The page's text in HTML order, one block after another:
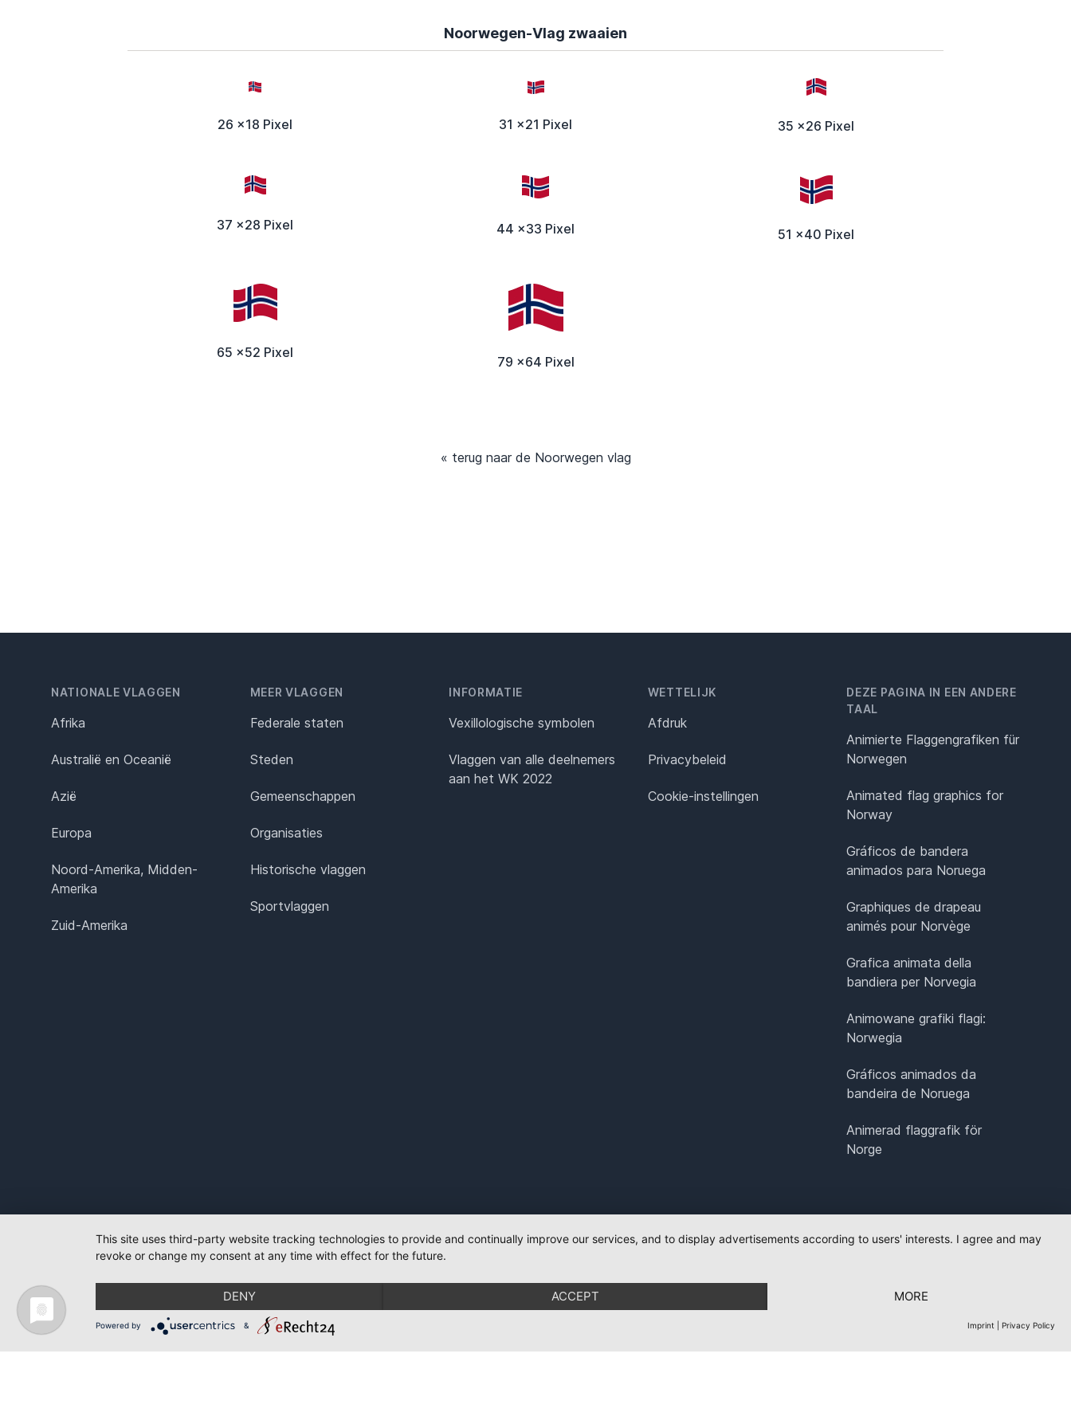
Noorwegen-Vlag zwaaien
26 x18 Pixel 31 x21 Pixel 35 x26 Pixel
37 x28 Pixel 44 x33 Pixel 51 x40 Pixel
65 x52 Pixel
79 x64 Pixel
« terug naar de Noorwegen vlag
NATIONALE VLAGGEN
Afrika
Australië en Oceanië
Azië
Europa
Noord-Amerika, Midden-
Amerika
Zuid-Amerika
MEER VLAGGEN
Federale staten
Steden
Gemeenschappen
Organisaties
Historische vlaggen
Sportvlaggen
INFORMATIE
Vexillologische symbolen
Vlaggen van alle deelnemers
aan het WK 2022
WETTELIJK
Afdruk
Privacybeleid
Cookie-instellingen
DEZE PAGINA IN EEN ANDERE
TAAL
Animierte Flaggengrafiken für
Norwegen
Animated flag graphics for
Norway
Gráficos de bandera
animados para Noruega
Graphiques de drapeau
animés pour Norvège
Grafica animata della
bandiera per Norvegia
Animowane grafiki flagi:
Norwegia
Gráficos animados da
bandeira de Noruega
Animerad flaggrafik för
Norge
This site uses third-party website tracking technologies to provide and continually improve our services, and to display advertisements according to users' interests. I agree and may
revoke or change my consent at any time with effect for the future.
DENY ACCEPT MORE
Powered by & Imprint Privacy Policy